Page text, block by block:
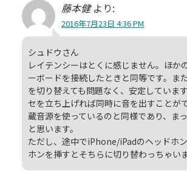
藤本健 より:
2016年7月23日 4:36 PM
シュドウさん
レイテンシーはとくに感じません。ほか
ーボードを接続したときと同等です。ま
を切り替えても問題なく、安定していま
セを立ち上げれば同時に音を出すことが
蔵音源を使っているのと同様であり、ま
と思います。
ただし、途中でiPhone/iPadのヘッドホ
ホンを挿すとそちらに切り替わっちゃい